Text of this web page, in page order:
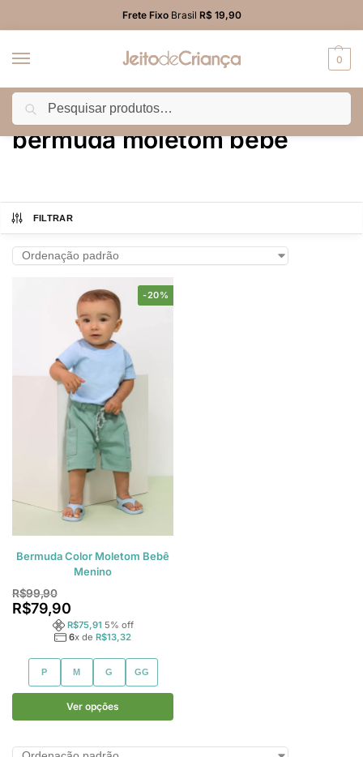
Frete FixoBrasil R$ 19,90
0
Início Produtos marcados com a tag “bermuda moletom bebê”
bermuda moletom bebê
FILTRAR
-20%
Bermuda Color Moletom Bebê
Menino
R$99,90
R$79,90
R$75,91 5% off
6x de R$13,32
P M G GG
Ver opções